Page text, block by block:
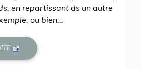
en repartissant ds un autre
ou bien...